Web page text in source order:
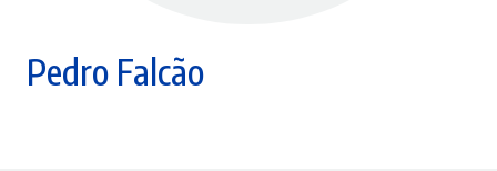
Pedro Falcão